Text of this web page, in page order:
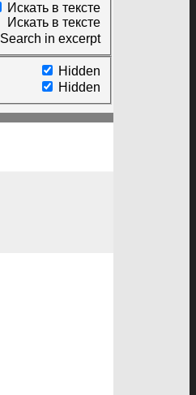
Искать в тексте
Искать в тексте
Search in excerpt
Hidden
Hidden